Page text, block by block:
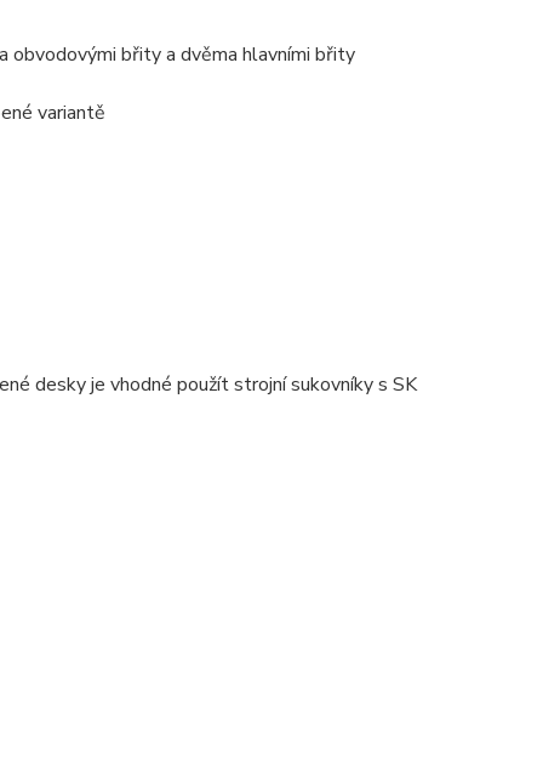
obvodovými břity a dvěma hlavními břity
variantě
desky je vhodné použít strojní sukovníky s SK